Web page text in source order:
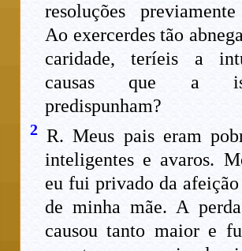
resoluções
Ao exercerdes tão
caridade, teríeis a
causas que a
predispunham?
2 R. Meus pais eram
inteligentes e avaros.
eu fui privado da
de minha mãe. A
causou tanto maior e